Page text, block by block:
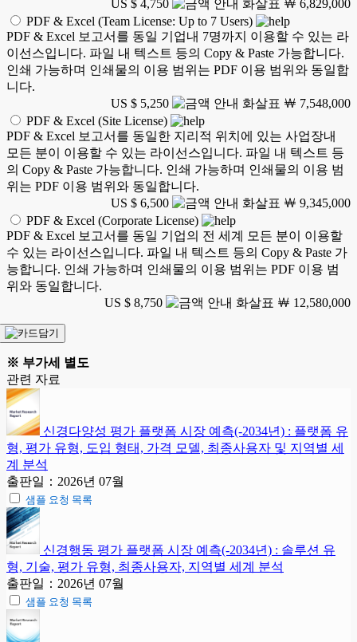
US $ 4,750
￦ 6,829,000
PDF & Excel (Team License: Up to 7 Users)
PDF & Excel 보고서를 동일 기업내 7명까지 이용할 수 있는 라
이선스입니다. 파일 내 텍스트 등의 Copy & Paste 가능합니다.
인쇄 가능하며 인쇄물의 이용 범위는 PDF 이용 범위와 동일합
니다.
US $ 5,250
￦ 7,548,000
PDF & Excel (Site License)
PDF & Excel 보고서를 동일한 지리적 위치에 있는 사업장내
모든 분이 이용할 수 있는 라이선스입니다. 파일 내 텍스트 등
의 Copy & Paste 가능합니다. 인쇄 가능하며 인쇄물의 이용 범
위는 PDF 이용 범위와 동일합니다.
US $ 6,500
￦ 9,345,000
PDF & Excel (Corporate License)
PDF & Excel 보고서를 동일 기업의 전 세계 모든 분이 이용할
수 있는 라이선스입니다. 파일 내 텍스트 등의 Copy & Paste 가
능합니다. 인쇄 가능하며 인쇄물의 이용 범위는 PDF 이용 범
위와 동일합니다.
US $ 8,750
￦ 12,580,000
※ 부가세 별도
관련 자료
신경다양성 평가 플랫폼 시장 예측(-2034년) : 플랫폼 유
형, 평가 유형, 도입 형태, 가격 모델, 최종사용자 및 지역별 세
계 분석
출판일：2026년 07월
샘플 요청 목록
신경행동 평가 플랫폼 시장 예측(-2034년) : 솔루션 유
형, 기술, 평가 유형, 최종사용자, 지역별 세계 분석
출판일：2026년 07월
샘플 요청 목록